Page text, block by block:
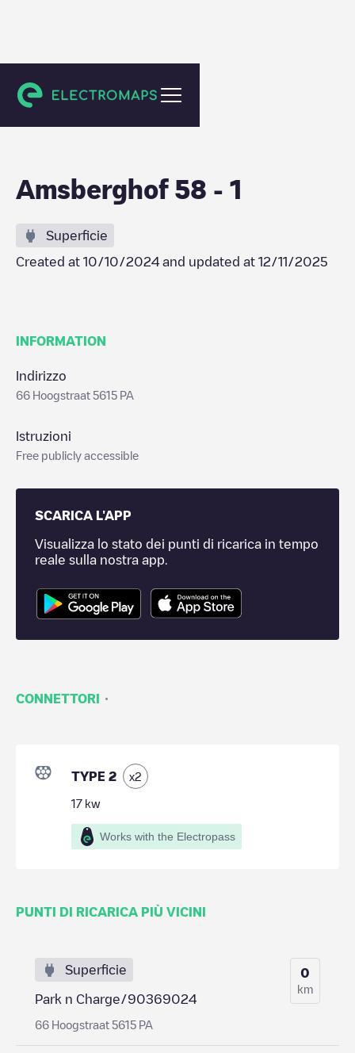
Eindhoven
Amsberghof 58 - 1
Superficie
Created at 10/10/2024 and updated at 12/11/2025
INFORMATION
Indirizzo
66 Hoogstraat 5615 PA
Istruzioni
Free publicly accessible
SCARICA L'APP
Visualizza lo stato dei punti di ricarica in tempo
reale sulla nostra app.
CONNETTORI ·
TYPE 2 x2
17 kw
Works with the Electropass
PUNTI DI RICARICA PIÙ VICINI
Superficie
Park n Charge/90369024
66 Hoogstraat 5615 PA
0
km